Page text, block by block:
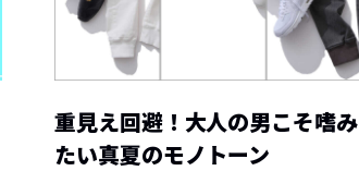
重見え回避！大人の男こそ嗜み
たい真夏のモノトーン